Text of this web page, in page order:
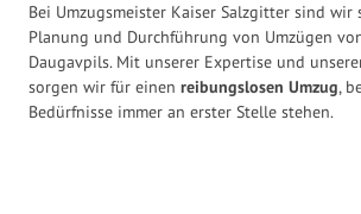
Bei Umzugsmeister Kaiser Salzgitter sind
Planung und Durchführung von Umzügen
Daugavpils. Mit unserer Expertise und
sorgen wir für einen reibungslosen Umzug,
Bedürfnisse immer an erster Stelle stehen.